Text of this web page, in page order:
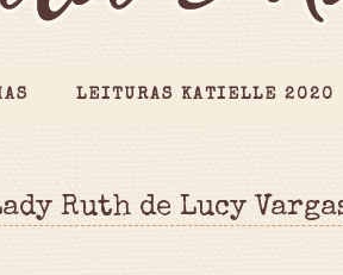
LEITURAS KATIELLE 2020
Ruth de Lucy